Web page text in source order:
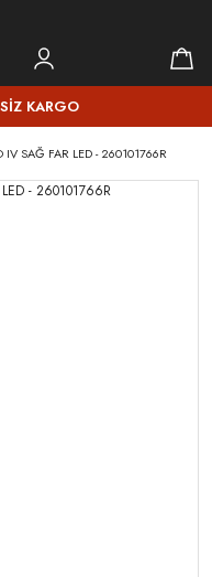
KARGO
IV SAĞ FAR LED - 260101766R